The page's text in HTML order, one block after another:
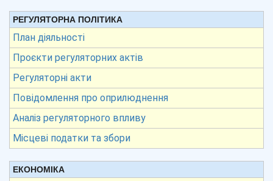
РЕГУЛЯТОРНА ПОЛІТИКА
План діяльності
Проєкти регуляторних актів
Регуляторні акти
Повідомлення про оприлюднення
Аналіз регуляторного впливу
Місцеві податки та збори
ЕКОНОМІКА